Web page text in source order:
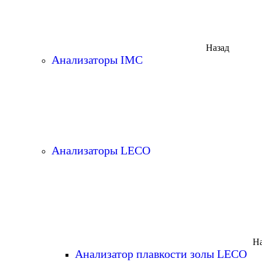
Назад
Анализаторы IMC
Анализаторы LECO
Анализатор плавкости золы LECO